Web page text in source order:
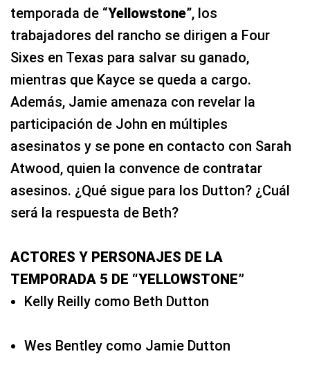
temporada de “Yellowstone”, los
trabajadores del rancho se dirigen a Four
Sixes en Texas para salvar su ganado,
mientras que Kayce se queda a cargo.
Además, Jamie amenaza con revelar la
participación de John en múltiples
asesinatos y se pone en contacto con Sarah
Atwood, quien la convence de contratar
asesinos. ¿Qué sigue para los Dutton? ¿Cuál
será la respuesta de Beth?
ACTORES Y PERSONAJES DE LA
TEMPORADA 5 DE “YELLOWSTONE”
Kelly Reilly como Beth Dutton
Wes Bentley como Jamie Dutton